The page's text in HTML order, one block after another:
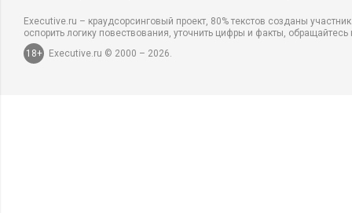
Executive.ru – краудсорсинговый проект, 80% текстов созданы
оспорить логику повествования, уточнить цифры и факты,
18+
Executive.ru © 2000 – 2026.